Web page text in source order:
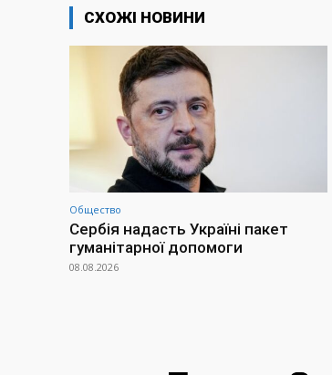
СХОЖІ НОВИНИ
Общество
Сербія надасть Україні пакет
гуманітарної допомоги
08.08.2026